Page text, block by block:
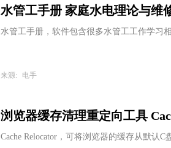
水管工手册 家庭水电理论与维
水管工手册，软件包含很多水管工工作学习
来源: 电手
浏览器缓存清理重定向工具
Cache Relocator，可将浏览器的缓存从默认C